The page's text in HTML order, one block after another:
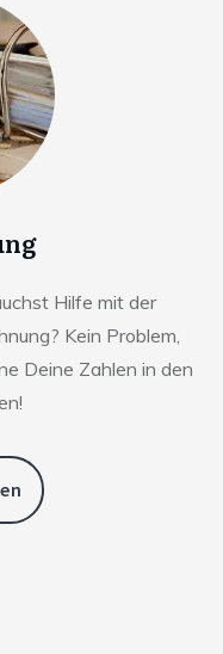
Hilfe mit der
Kein Problem,
Deine Zahlen in den